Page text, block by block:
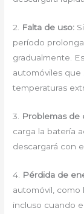
2. Falta de uso:
período
gradualmente.
automóviles que
temperaturas
3. Problemas de
carga la batería
descargará con
4. Pérdida de
automóvil, como
incluso cuando